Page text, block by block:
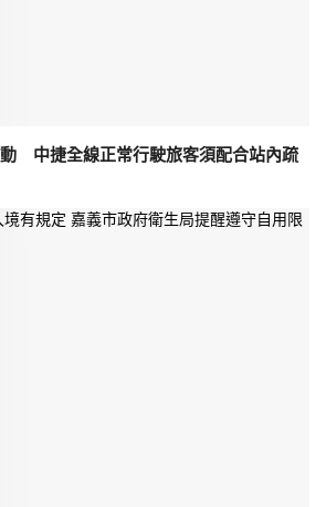
中捷全線正常行駛旅客須配合站內疏